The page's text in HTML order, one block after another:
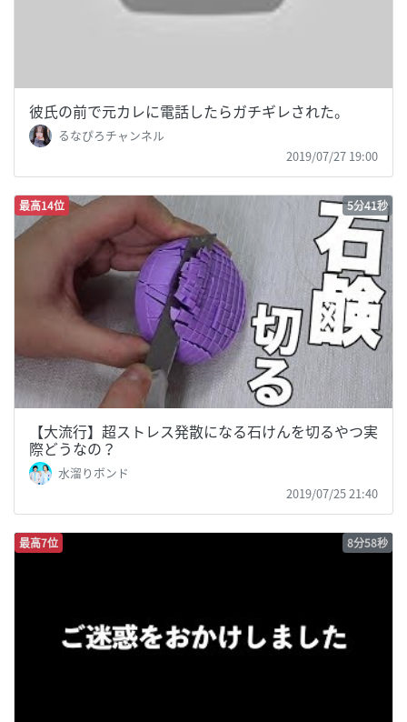
彼氏の前で元カレに電話したらガチギレされた。
るなぴろチャンネル
2019/07/27 19:00
最高14位 5分41秒
【大流行】超ストレス発散になる石けんを切るやつ実
際どうなの？
水溜りボンド
2019/07/25 21:40
最高7位 8分58秒